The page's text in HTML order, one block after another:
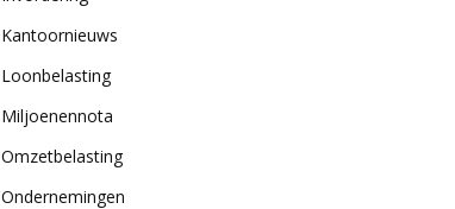
Kantoornieuws
Loonbelasting
Miljoenennota
Omzetbelasting
Ondernemingen